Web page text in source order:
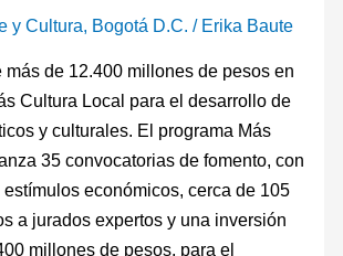
y Cultura Bogotá D.C. / Erika Baute
más de 12.400 millones de pesos en
Cultura Local para el desarrollo de
y culturales. El programa Más
35 convocatorias de fomento, con
estímulos económicos, cerca de 105
a jurados expertos y una inversión
millones de pesos, para el